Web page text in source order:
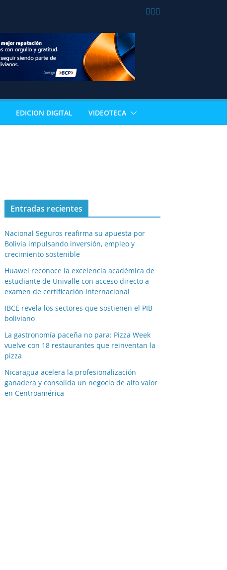
EDICION DIGITAL VIDEOTECA
Entradas recientes
Nacional Seguros reafirma su apuesta por
Bolivia impulsando inversión, empleo y
crecimiento sostenible
Huawei reconoce la excelencia académica de
estudiante de Univalle con acceso directo a
examen de certificación internacional
IBCE revela los sectores que sostienen el PIB
boliviano
La gastronomía paceña no para: Pizza Week
vuelve con 18 restaurantes que reinventan la
pizza
Nicaragua acelera la profesionalización
ganadera y consolida un negocio de alto valor
en Centroamérica